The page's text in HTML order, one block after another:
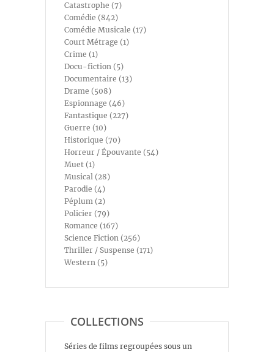
Catastrophe (7)
Comédie (842)
Comédie Musicale (17)
Court Métrage (1)
Crime (1)
Docu-fiction (5)
Documentaire (13)
Drame (508)
Espionnage (46)
Fantastique (227)
Guerre (10)
Historique (70)
Horreur / Épouvante (54)
Muet (1)
Musical (28)
Parodie (4)
Péplum (2)
Policier (79)
Romance (167)
Science Fiction (256)
Thriller / Suspense (171)
Western (5)
COLLECTIONS
Séries de films regroupées sous un